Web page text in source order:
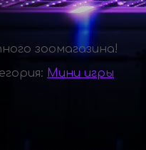
зоомагазина!
Мини игры